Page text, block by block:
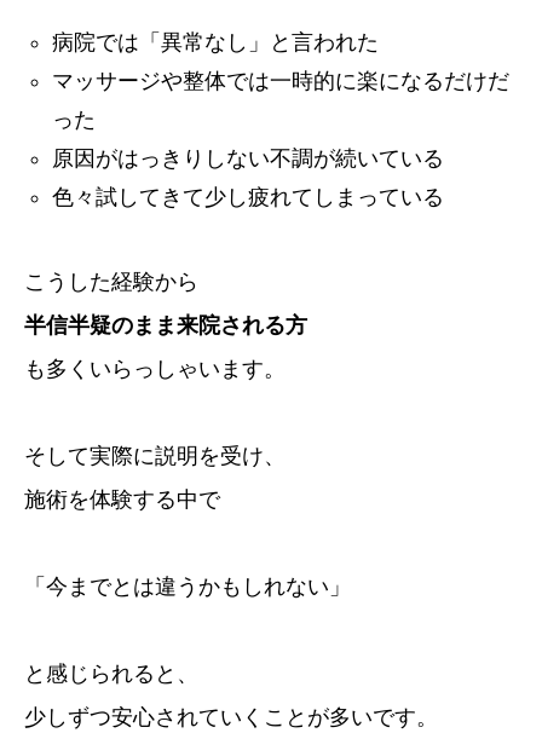
病院では「異常なし」と言われた
マッサージや整体では一時的に楽になるだけだ
った
原因がはっきりしない不調が続いている
色々試してきて少し疲れてしまっている
こうした経験から
半信半疑のまま来院される方
も多くいらっしゃいます。
そして実際に説明を受け、
施術を体験する中で
「今までとは違うかもしれない」
と感じられると、
少しずつ安心されていくことが多いです。